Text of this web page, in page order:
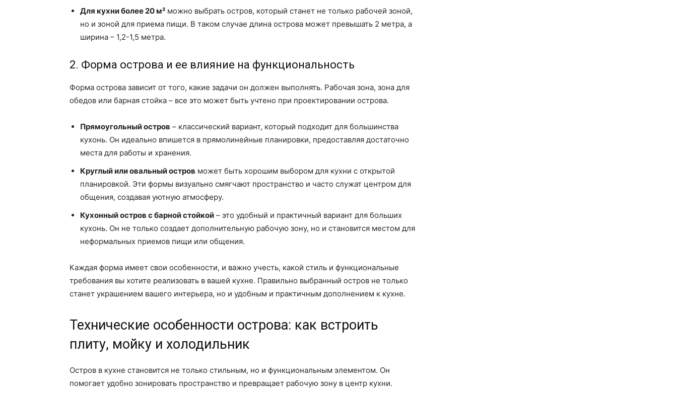
Для кухни более 20 м² можно выбрать остров, который станет не только рабочей зоной,
но и зоной для приема пищи. В таком случае длина острова может превышать 2 метра, а
ширина – 1,2-1,5 метра.
2. Форма острова и ее влияние на функциональность
Форма острова зависит от того, какие задачи он должен выполнять. Рабочая зона, зона для
обедов или барная стойка – все это может быть учтено при проектировании острова.
Прямоугольный остров – классический вариант, который подходит для большинства
кухонь. Он идеально впишется в прямолинейные планировки, предоставляя достаточно
места для работы и хранения.
Круглый или овальный остров может быть хорошим выбором для кухни с открытой
планировкой. Эти формы визуально смягчают пространство и часто служат центром для
общения, создавая уютную атмосферу.
Кухонный остров с барной стойкой – это удобный и практичный вариант для больших
кухонь. Он не только создает дополнительную рабочую зону, но и становится местом для
неформальных приемов пищи или общения.
Каждая форма имеет свои особенности, и важно учесть, какой стиль и функциональные
требования вы хотите реализовать в вашей кухне. Правильно выбранный остров не только
станет украшением вашего интерьера, но и удобным и практичным дополнением к кухне.
Технические особенности острова: как встроить
плиту, мойку и холодильник
Остров в кухне становится не только стильным, но и функциональным элементом. Он
помогает удобно зонировать пространство и превращает рабочую зону в центр кухни.